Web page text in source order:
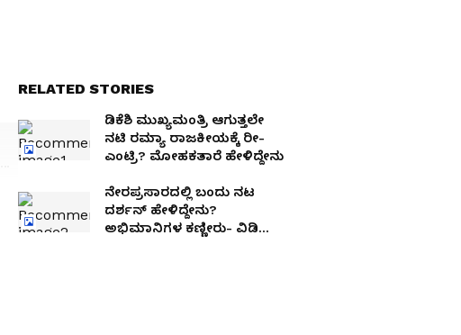
RELATED STORIES
ಡಿಕೆಶಿ ಮುಖ್ಯಮಂತ್ರಿ ಆಗುತ್ತಲೇ
ನಟಿ ರಮ್ಯಾ ರಾಜಕೀಯಕ್ಕೆ ರೀ-
ಎಂಟ್ರಿ? ಮೋಹಕತಾರೆ ಹೇಳಿದ್ದೇನು
ನೇರಪ್ರಸಾರದಲ್ಲಿ ಬಂದು ನಟ
ದರ್ಶನ್​ ಹೇಳಿದ್ದೇನು?
ಅಭಿಮಾನಿಗಳ ಕಣ್ಣೀರು- ವಿಡಿಯೋ